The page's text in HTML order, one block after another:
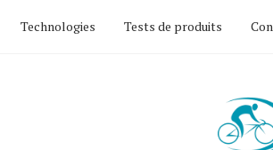
Technologies Tests de produits